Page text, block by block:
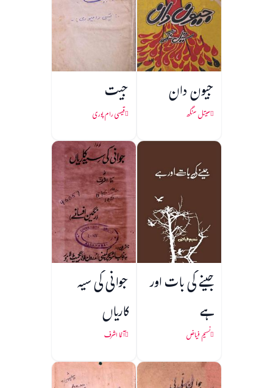
جیون دان
سیتل سنگھ
جیت
قیسی رام پوری
جینے کی بات اور
ہے
نسیم فیاض
جوانی کی سیہ
کاریاں
آغا اشرف